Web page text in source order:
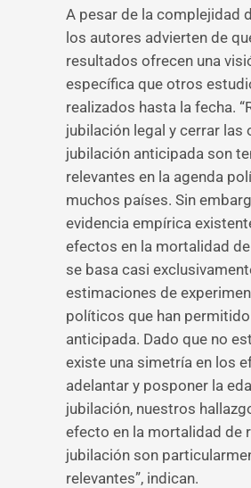
A pesar de la complejidad
los autores advierten de
resultados ofrecen una
específica que otros
realizados hasta la fecha.
jubilación legal y cerrar las
jubilación anticipada son
relevantes en la agenda
muchos países. Sin
evidencia empírica
efectos en la mortalidad
se basa casi
estimaciones de
políticos que han
anticipada. Dado que no
existe una simetría en los
adelantar y posponer la
jubilación, nuestros
efecto en la mortalidad de
jubilación son
relevantes”, indican.